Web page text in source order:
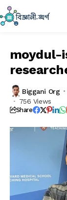
moydul-
Biggani Org
756 Views
Share